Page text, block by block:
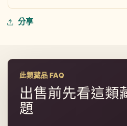
分享
此類藏品 FAQ
出售前先看這類
題